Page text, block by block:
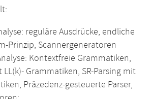
reguläre Ausdrücke, endliche
Prinzip, Scannergeneratoren
Kontextfreie Grammatiken,
LL(k)- Grammatiken, SR-Parsing mit
Präzedenz-gesteuerte Parser,